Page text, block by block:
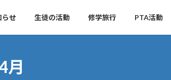
らせ 生徒の活動 修学旅行 PTA活動
月